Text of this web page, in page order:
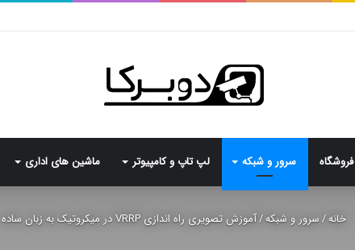
فروشگاه سرور و شبکه لپ تاپ و کامپیوتر ماشین های اداری
خانه/سرور و شبکه/آموزش تصویری راه اندازی VRRP در میکروتیک به زبان ساده